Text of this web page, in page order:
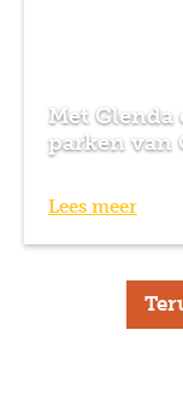
Met Glenda
parken van
Lees meer